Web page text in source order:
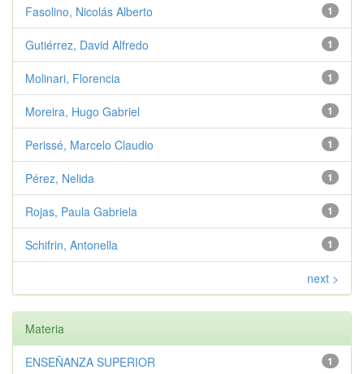
1
Fasolino, Nicolás Alberto
1
Gutiérrez, David Alfredo
1
Molinari, Florencia
1
Moreira, Hugo Gabriel
1
Perissé, Marcelo Claudio
1
Pérez, Nelida
1
Rojas, Paula Gabriela
1
Schifrin, Antonella
next >
Materia
1
ENSEÑANZA SUPERIOR